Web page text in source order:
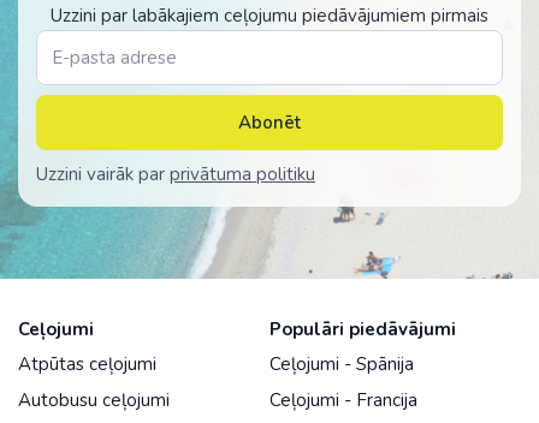
Uzzini par labākajiem ceļojumu piedāvājumiem pirmais
Abonēt
Uzzini vairāk par privātuma politiku
Ceļojumi
Atpūtas ceļojumi
Autobusu ceļojumi
Populāri piedāvājumi
Ceļojumi - Spānija
Ceļojumi - Francija